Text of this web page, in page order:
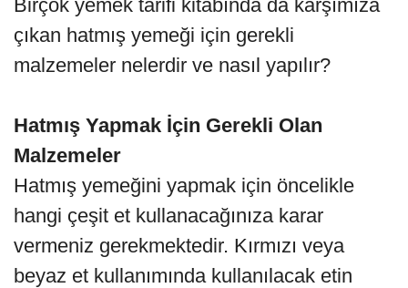
Birçok yemek tarifi kitabında da karşımıza
çıkan hatmış yemeği için gerekli
malzemeler nelerdir ve nasıl yapılır?
Hatmış Yapmak İçin Gerekli Olan
Malzemeler
Hatmış yemeğini yapmak için öncelikle
hangi çeşit et kullanacağınıza karar
vermeniz gerekmektedir. Kırmızı veya
beyaz et kullanımında kullanılacak etin